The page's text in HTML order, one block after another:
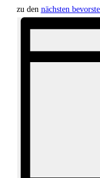
zu den nächsten
Ansichten-
Veranstaltung
Navigation